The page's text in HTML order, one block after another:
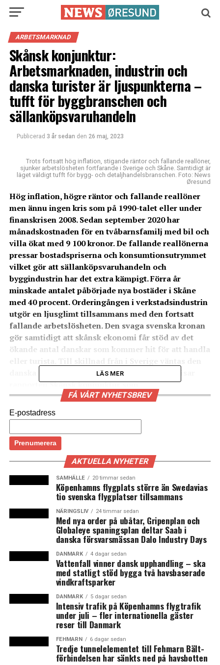
ARBETSMARKNAD
Skånsk konjunktur:
Arbetsmarknaden, industrin och
danska turister är ljuspunkterna –
tufft för byggbranschen och
sällanköpsvaruhandeln
Publicerad 3 år sedan den 26 maj, 2023
Trots fortsatt hög inflation, stigande räntor och fallande reallöner,
sjunker arbetslösheten fortfarande i Sverige och Skåne. Samtidigt är
läget väldigt tufft för bygg- och detaljhandelsbranschen. Foto: News
Øresund
Hög inflation, högre räntor och fallande reallöner
men ännu ingen kris som på 1990-talet eller under
finanskrisen 2008. Sedan september 2020 har
månadskostnaden för en tvåbarnsfamilj med bil och
villa ökat med 9 100 kronor. De fallande reallönerna
pressar bostadspriserna och konsumtionsutrymmet
vilket gör att sällanköpsvaruhandeln och
byggindustrin har det extra kämpigt. Förra år
minskade antalet påbörjade nya bostäder i Skåne
med 40 procent. Orderingången i verkstadsindustrin
utgör en ljusglimt tillsammans med den fortsatt
fallande arbetslösheten. Den svaga svenska kronan
gör samtidigt att skånsk ekonomi får stöd av det
ökande antal danskar som kommer hit för att handla
danska ekonomin fortsätta att växa i år.
rapportenSkånsk konjunktursom
Øresundsinstituttet gjort på uppdrag av Sparbanken
Skåne.
det för bygg- och detaljhandelsbranschen.
Bostadsbyggandet har bromsat in i hela Skåne, men
allra mest i de större städerna Malmö och Helsingborg.
Hushållens kostnadsökningar och fallande reallöner
påverkar detaljhandels- och sällanköpsvaruhandeln
negativt när de tvingas prioritera om sin konsumtion.
Det uppger flera näringslivschefer i Skånes kommuner.
På bostadsmarknaden har bostadspriserna börjat
stabilisera sig under våren och i de flesta delområden
skymtas mindre prisuppgångar.
Men på arbetsmarknaden syns ännu ingen avmattning. I
både Sverige och Skåne fortsätter arbetslösheten att
sjunka — även bland grupper som brukar stå längre
ifrån arbetsmarknaden. I Skåne sjönk arbetslösheten till
8,2 procent i april och är nu på den lägsta nivån sedan
2009. Skåne har trots det Sveriges tredje högsta
arbetslöshet. Ännu en ljusglimt är den skånska
industrin, som fortsätter att gå starkt. Det menar flera
näringslivschefer i Skåne. Trots ett högre ränteläge och
LÄS MER
FÅ VÅRT NYHETSBREV
E-postadress
AKTUELLA NYHETER
SAMHÄLLE 20 timmar sedan
Köpenhamns flygplats större än Swedavias
tio svenska flygplatser tillsammans
NÄRINGSLIV 24 timmar sedan
Med nya order på ubåtar, Gripenplan och
Globaleye spaningsplan deltar Saab i
danska försvarsmässan Dalo Industry Days
DANMARK 4 dagar sedan
Vattenfall vinner dansk upphandling – ska
med statligt stöd bygga två havsbaserade
vindkraftsparker
DANMARK 5 dagar sedan
Intensiv trafik på Köpenhamns flygtrafik
under juli – fler internationella gäster
reser till Danmark
FEHMARN 6 dagar sedan
Tredje tunnelelementet till Fehmarn Bält-
förbindelsen har sänkts ned på havsbotten